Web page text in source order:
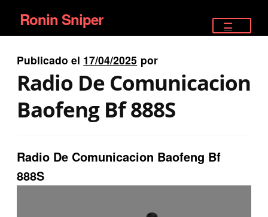
Ir
a
la
navegación
Ir
al
contenido
Ronin Sniper
EQUIPAMIENTO ÉLITE
PISTOLAS
SATELITALES
Publicado el 17/04/2025 por
Radio De Comunicacion
Baofeng Bf 888S
Radio De Comunicacion Baofeng Bf
888S